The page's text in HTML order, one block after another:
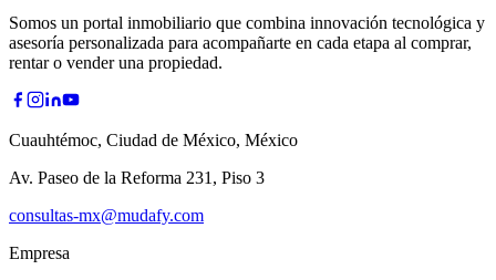
Somos un portal inmobiliario que combina innovación tecnológica y
asesoría personalizada para acompañarte en cada etapa al comprar,
rentar o vender una propiedad.
Cuauhtémoc, Ciudad de México, México
Av. Paseo de la Reforma 231, Piso 3
consultas-mx@mudafy.com
Empresa